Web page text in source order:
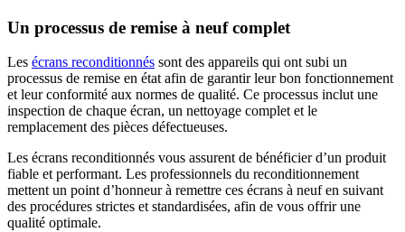
Un processus de remise à neuf complet
Les écrans reconditionnés sont des appareils qui ont subi un
processus de remise en état afin de garantir leur bon fonctionnement
et leur conformité aux normes de qualité. Ce processus inclut une
inspection de chaque écran, un nettoyage complet et le
remplacement des pièces défectueuses.
Les écrans reconditionnés vous assurent de bénéficier d’un produit
fiable et performant. Les professionnels du reconditionnement
mettent un point d’honneur à remettre ces écrans à neuf en suivant
des procédures strictes et standardisées, afin de vous offrir une
qualité optimale.